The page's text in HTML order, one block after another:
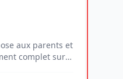
aux parents et
complet sur